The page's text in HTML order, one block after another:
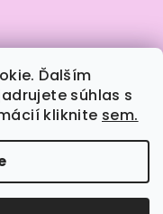
Ďalším
súhlas s
kliknite sem.